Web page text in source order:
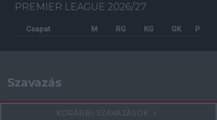
PREMIER LEAGUE 2026/27
Csapat M RG KG GK P
Szavazás
KORÁBBI SZAVAZÁSOK